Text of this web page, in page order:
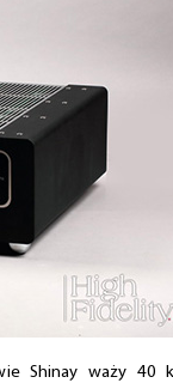
Shinay waży 40